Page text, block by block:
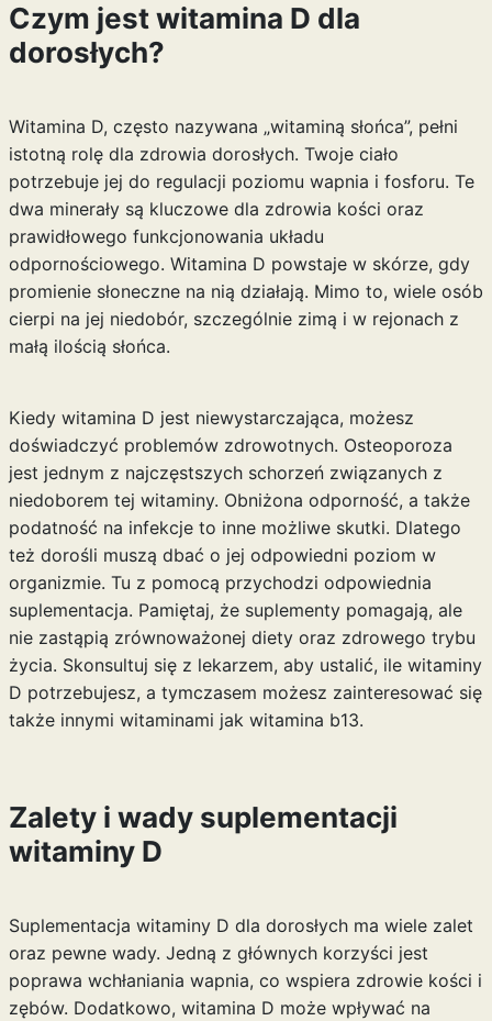
Czym jest witamina D dla
dorosłych?
Witamina D, często nazywana „witaminą słońca”, pełni
istotną rolę dla zdrowia dorosłych. Twoje ciało
potrzebuje jej do regulacji poziomu wapnia i fosforu. Te
dwa minerały są kluczowe dla zdrowia kości oraz
prawidłowego funkcjonowania układu
odpornościowego. Witamina D powstaje w skórze, gdy
promienie słoneczne na nią działają. Mimo to, wiele osób
cierpi na jej niedobór, szczególnie zimą i w rejonach z
małą ilością słońca.
Kiedy witamina D jest niewystarczająca, możesz
doświadczyć problemów zdrowotnych. Osteoporoza
jest jednym z najczęstszych schorzeń związanych z
niedoborem tej witaminy. Obniżona odporność, a także
podatność na infekcje to inne możliwe skutki. Dlatego
też dorośli muszą dbać o jej odpowiedni poziom w
organizmie. Tu z pomocą przychodzi odpowiednia
suplementacja. Pamiętaj, że suplementy pomagają, ale
nie zastąpią zrównoważonej diety oraz zdrowego trybu
życia. Skonsultuj się z lekarzem, aby ustalić, ile witaminy
D potrzebujesz, a tymczasem możesz zainteresować się
także innymi witaminami jak witamina b13.
Zalety i wady suplementacji
witaminy D
Suplementacja witaminy D dla dorosłych ma wiele zalet
oraz pewne wady. Jedną z głównych korzyści jest
poprawa wchłaniania wapnia, co wspiera zdrowie kości i
zębów. Dodatkowo, witamina D może wpływać na